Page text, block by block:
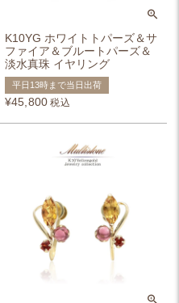
K10YG ホワイトトパーズ＆サ
ファイア＆ブルートパーズ＆
淡水真珠 イヤリング
平日13時まで当日出荷
¥45,800 税込